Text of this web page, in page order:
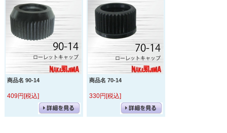
商品名 90-14
409円[税込]
商品名 70-14
330円[税込]